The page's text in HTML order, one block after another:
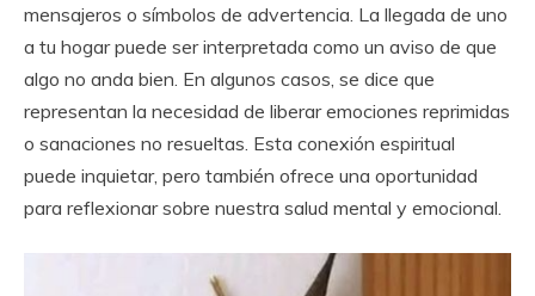
mensajeros o símbolos de advertencia. La llegada de uno
a tu hogar puede ser interpretada como un aviso de que
algo no anda bien. En algunos casos, se dice que
representan la necesidad de liberar emociones reprimidas
o sanaciones no resueltas. Esta conexión espiritual
puede inquietar, pero también ofrece una oportunidad
para reflexionar sobre nuestra salud mental y emocional.